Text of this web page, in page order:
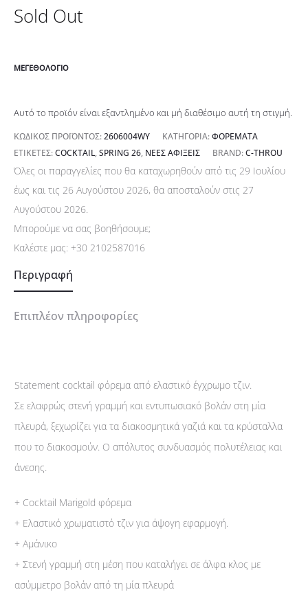
Sold Out
ΜΕΓΕΘΟΛΌΓΙΟ
Αυτό το προϊόν είναι εξαντλημένο και μή διαθέσιμο αυτή τη στιγμή.
ΚΩΔΙΚΌΣ ΠΡΟΪΌΝΤΟΣ:2606004WY ΚΑΤΗΓΟΡΊΑ:ΦΟΡΈΜΑΤΑ
ΕΤΙΚΈΤΕΣ:COCKTAIL,SPRING 26, ΝΈΕΣ ΑΦΊΞΕΙΣ BRAND:C-THROU
Όλες οι παραγγελίες που θα καταχωρηθούν από τις 29 Ιουλίου
έως και τις 26 Αυγούστου 2026, θα αποσταλούν στις 27
Αυγούστου 2026.
Μπορούμε να σας βοηθήσουμε;
Καλέστε μας: +30 2102587016
Περιγραφή
Επιπλέον πληροφορίες
Statement cocktail φόρεμα από ελαστικό έγχρωμο τζιν.
Σε ελαφρώς στενή γραμμή και εντυπωσιακό βολάν στη μία
πλευρά, ξεχωρίζει για τα διακοσμητικά γαζιά και τα κρύσταλλα
που το διακοσμούν. Ο απόλυτος συνδυασμός πολυτέλειας και
άνεσης.
+ Cocktail Marigold φόρεμα
+ Ελαστικό χρωματιστό τζιν για άψογη εφαρμογή.
+ Αμάνικο
+ Στενή γραμμή στη μέση που καταλήγει σε άλφα κλος με
ασύμμετρο βολάν από τη μία πλευρά